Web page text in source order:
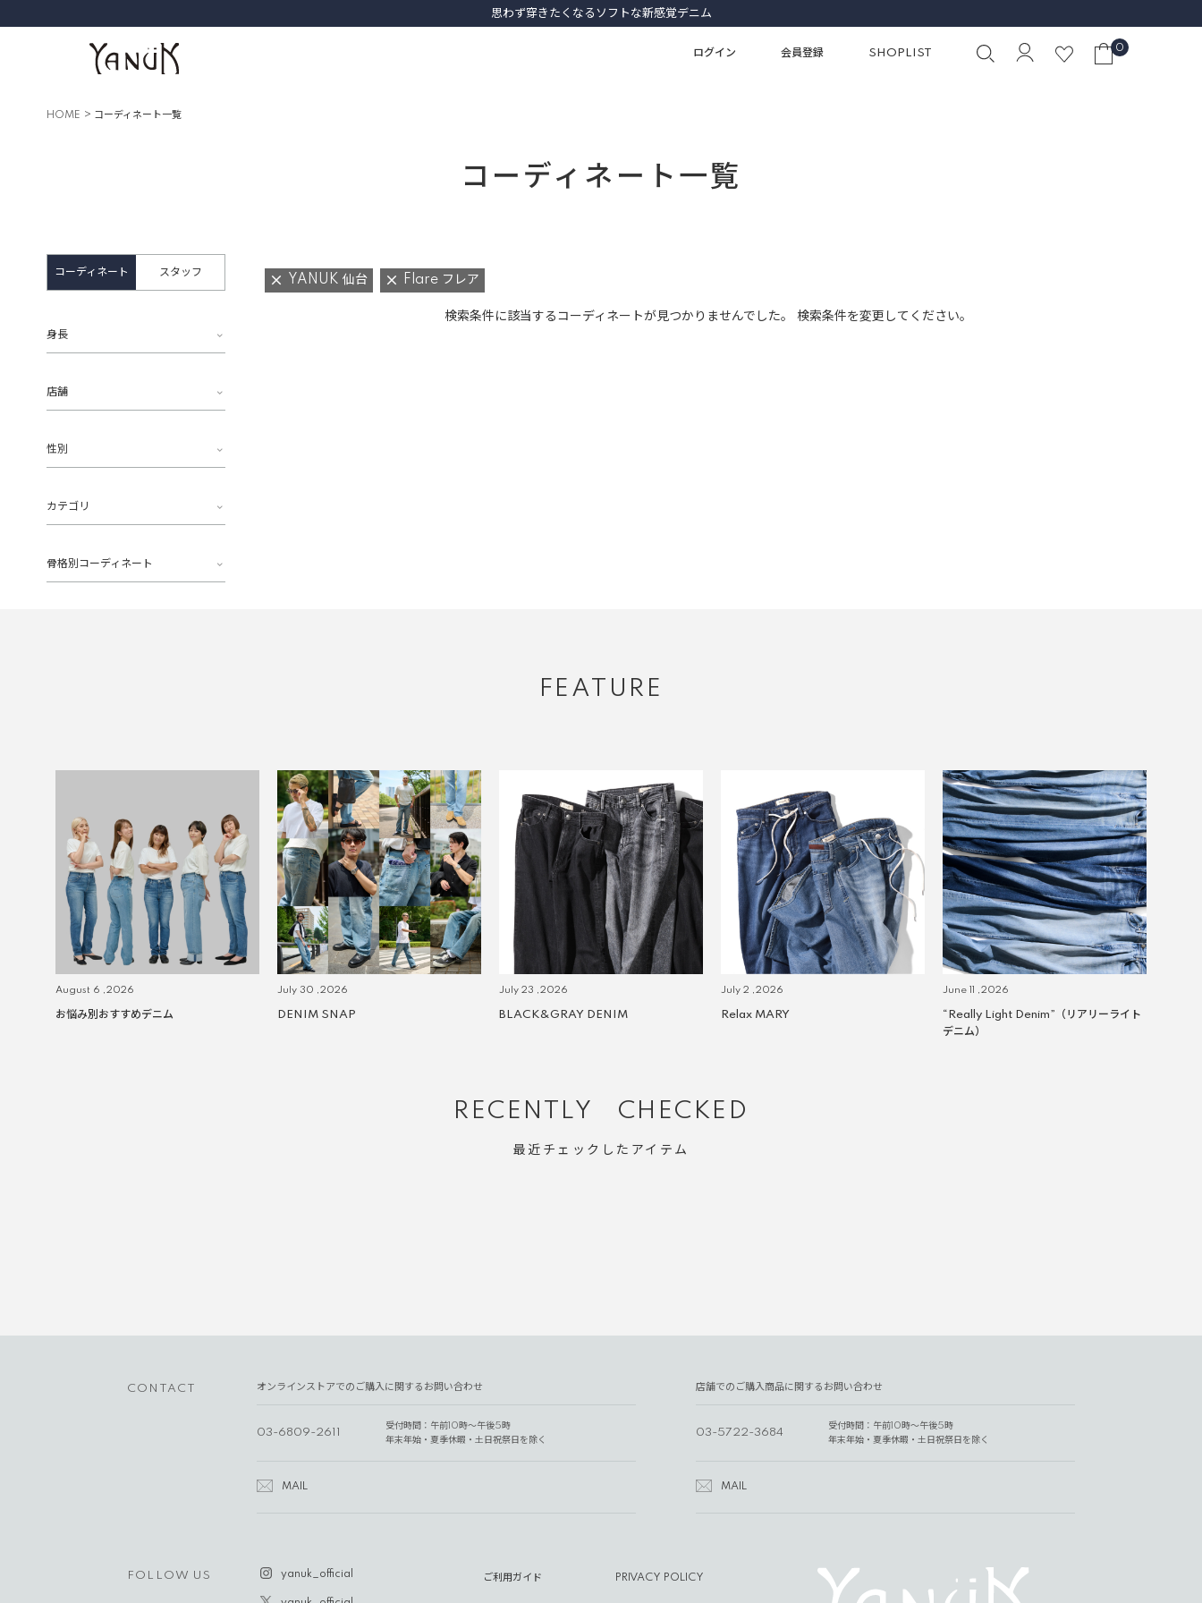
思わず穿きたくなるソフトな新感覚デニム
ログイン 会員登録 SHOPLIST 0
HOME コーディネート一覧
コーディネート一覧
コーディネート スタッフ
身長
店舗
性別
カテゴリ
骨格別コーディネート
YANUK 仙台 Flare フレア
検索条件に該当するコーディネートが見つかりませんでした。 検索条件を変更してください。
FEATURE
August 6 ,2026
お悩み別おすすめデニム
July 30 ,2026
DENIM SNAP
July 23 ,2026
BLACK&GRAY DENIM
July 2 ,2026
Relax MARY
June 11 ,2026
“Really Light Denim”（リアリーライト
デニム）
RECENTLY CHECKED
最近チェックしたアイテム
CONTACT オンラインストアでのご購入に関するお問い合わせ
03-6809-2611
受付時間：午前10時～午後5時
年末年始・夏季休暇・土日祝祭日を除く
MAIL
店舗でのご購入商品に関するお問い合わせ
03-5722-3684
受付時間：午前10時～午後5時
年末年始・夏季休暇・土日祝祭日を除く
MAIL
FOLLOW US yanuk_official ご利用ガイド PRIVACY POLICY